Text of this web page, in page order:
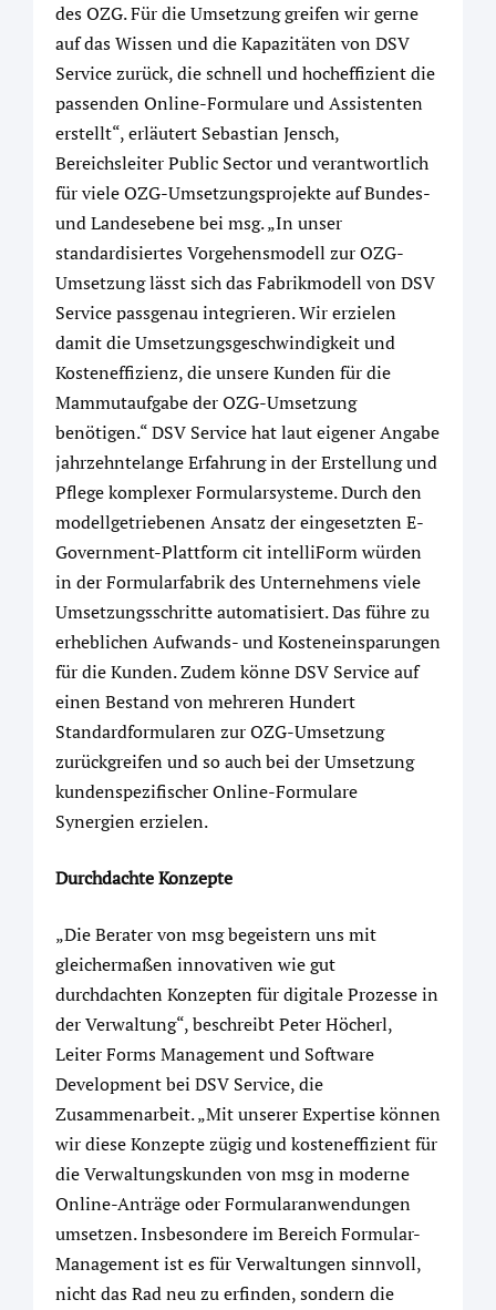
des OZG. Für die Umsetzung greifen wir gerne
auf das Wissen und die Kapazitäten von DSV
Service zurück, die schnell und hocheffizient die
passenden Online-Formulare und Assistenten
erstellt“, erläutert Sebastian Jensch,
Bereichsleiter Public Sector und verantwortlich
für viele OZG-Umsetzungsprojekte auf Bundes-
und Landesebene bei msg. „In unser
standardisiertes Vorgehensmodell zur OZG-
Umsetzung lässt sich das Fabrikmodell von DSV
Service passgenau integrieren. Wir erzielen
damit die Umsetzungsgeschwindigkeit und
Kosteneffizienz, die unsere Kunden für die
Mammutaufgabe der OZG-Umsetzung
benötigen.“ DSV Service hat laut eigener Angabe
jahrzehntelange Erfahrung in der Erstellung und
Pflege komplexer Formularsysteme. Durch den
modellgetriebenen Ansatz der eingesetzten E-
Government-Plattform cit intelliForm würden
in der Formularfabrik des Unternehmens viele
Umsetzungsschritte automatisiert. Das führe zu
erheblichen Aufwands- und Kosteneinsparungen
für die Kunden. Zudem könne DSV Service auf
einen Bestand von mehreren Hundert
Standardformularen zur OZG-Umsetzung
zurückgreifen und so auch bei der Umsetzung
kundenspezifischer Online-Formulare
Synergien erzielen.
Durchdachte Konzepte
„Die Berater von msg begeistern uns mit
gleichermaßen innovativen wie gut
durchdachten Konzepten für digitale Prozesse in
der Verwaltung“, beschreibt Peter Höcherl,
Leiter Forms Management und Software
Development bei DSV Service, die
Zusammenarbeit. „Mit unserer Expertise können
wir diese Konzepte zügig und kosteneffizient für
die Verwaltungskunden von msg in moderne
Online-Anträge oder Formularanwendungen
umsetzen. Insbesondere im Bereich Formular-
Management ist es für Verwaltungen sinnvoll,
nicht das Rad neu zu erfinden, sondern die